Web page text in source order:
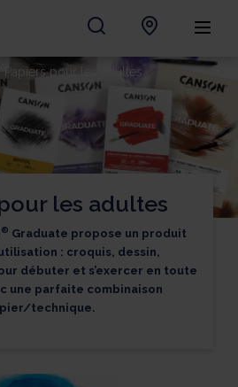
les adultes
® Graduate propose un produit
: croquis, dessin,
débuter et s’exercer en toute
une parfaite combinaison
technique.
Papiers pour les adultes